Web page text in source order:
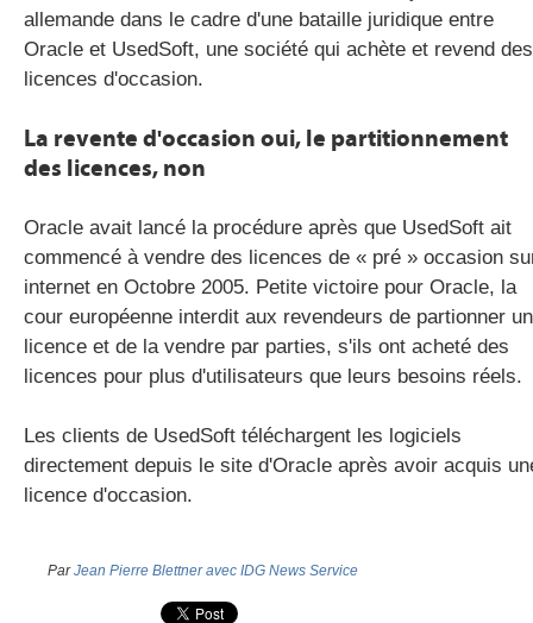
allemande dans le cadre d'une bataille juridique entre
Oracle et UsedSoft, une société qui achète et revend des
licences d'occasion.
La revente d'occasion oui, le partitionnement
des licences, non
Oracle avait lancé la procédure après que UsedSoft ait
commencé à vendre des licences de « pré » occasion
internet en Octobre 2005. Petite victoire pour Oracle, la
cour européenne interdit aux revendeurs de partionner
licence et de la vendre par parties, s'ils ont acheté des
licences pour plus d'utilisateurs que leurs besoins réels.
Les clients de UsedSoft téléchargent les logiciels
directement depuis le site d'Oracle après avoir acquis
licence d'occasion.
ParJean Pierre Blettner avec IDG News Service